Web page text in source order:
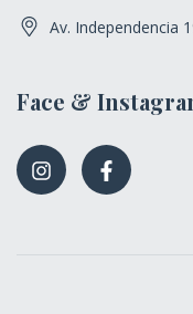
Av. Independencia
Face &